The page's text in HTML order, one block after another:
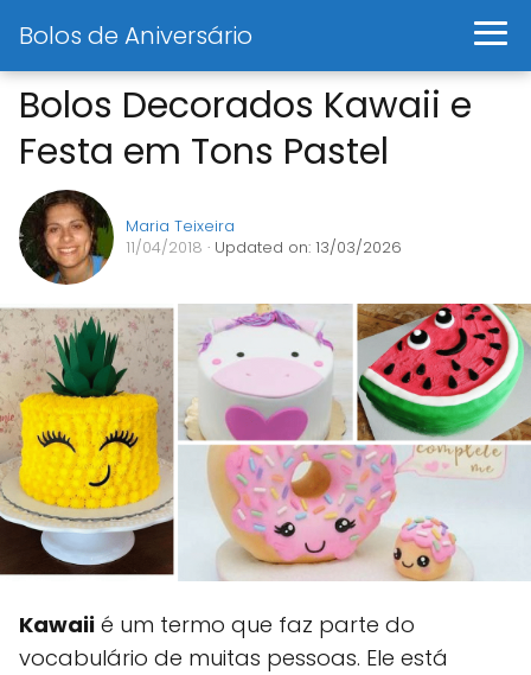
Bolos de Aniversário
Bolos Decorados Kawaii e
Festa em Tons Pastel
Maria Teixeira
11/04/2018 · Updated on: 13/03/2026
Kawaii é um termo que faz parte do
vocabulário de muitas pessoas. Ele está